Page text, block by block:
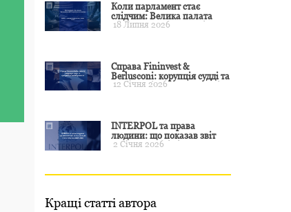
Коли парламент стає
слідчим: Велика палата
ЄСПЛ окреслила межі
18 Липня 2026
Справа Fininvest &
Berlusconi: корупція судді та
презумпція невинуватості
12 Січня 2026
INTERPOL та права
людини: що показав звіт
CCF за 2024 рік і чого чекати
2 Січня 2026
Кращі статті автора